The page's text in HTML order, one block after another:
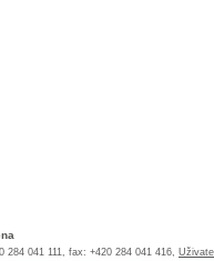
041 111, fax: +420 284 041 416,